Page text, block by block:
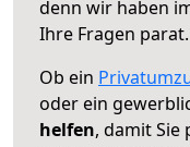
denn wir haben
Ihre Fragen parat.
Ob ein
oder ein
helfen, damit